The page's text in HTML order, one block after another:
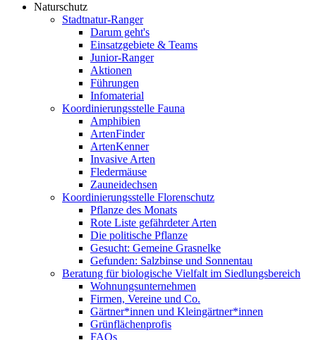
Naturschutz
Stadtnatur-Ranger
Darum geht's
Einsatzgebiete & Teams
Junior-Ranger
Aktionen
Führungen
Infomaterial
Koordinierungsstelle Fauna
Amphibien
ArtenFinder
ArtenKenner
Invasive Arten
Fledermäuse
Zauneidechsen
Koordinierungsstelle Florenschutz
Pflanze des Monats
Rote Liste gefährdeter Arten
Die politische Pflanze
Gesucht: Gemeine Grasnelke
Gefunden: Salzbinse und Sonnentau
Beratung für biologische Vielfalt im Siedlungsbereich
Wohnungsunternehmen
Firmen, Vereine und Co.
Gärtner*innen und Kleingärtner*innen
Grünflächenprofis
FAQs